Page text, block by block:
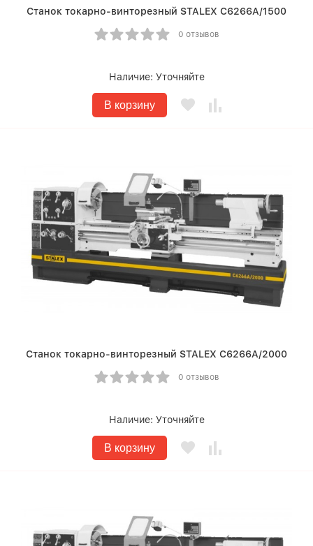
Станок токарно-винторезный STALEX C6266A/1500
0 отзывов
Наличие: Уточняйте
В корзину
Станок токарно-винторезный STALEX C6266A/2000
0 отзывов
Наличие: Уточняйте
В корзину